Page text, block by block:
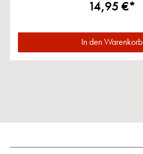
14,95 €*
In den Warenkorb